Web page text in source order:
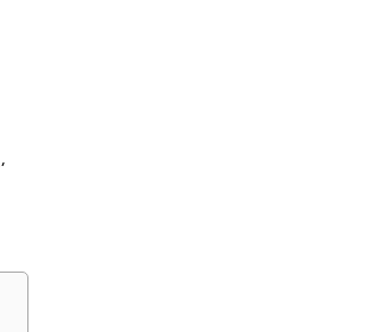
,